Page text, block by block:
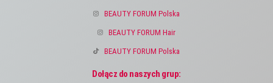
BEAUTY FORUM Polska
BEAUTY FORUM Hair
BEAUTY FORUM Polska
Dołącz do naszych grup: